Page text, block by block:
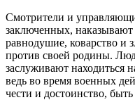
Смотрители и
заключенных,
равнодушие, коварство и
против своей родины.
заслуживают находиться
ведь во время военных
чести и достоинство,